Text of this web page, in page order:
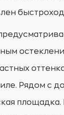
Рядом с
площадка.